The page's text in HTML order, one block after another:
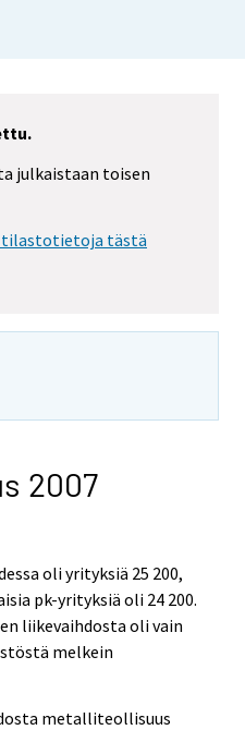
julkaistaan toisen
tilastotietoja tästä
2007
oli yrityksiä 25 200,
pk-yrityksiä oli 24 200.
liikevaihdosta oli vain
melkein
metalliteollisuus